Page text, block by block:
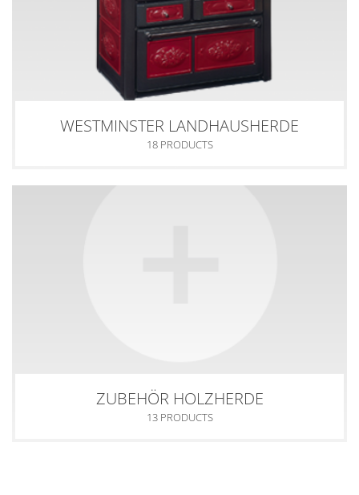
WESTMINSTER LANDHAUSHERDE
18 PRODUCTS
ZUBEHÖR HOLZHERDE
13 PRODUCTS